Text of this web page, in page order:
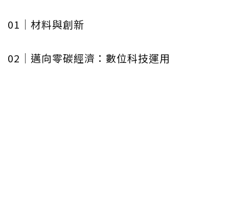
01｜材料與創新
02｜邁向零碳經濟：數位科技運用